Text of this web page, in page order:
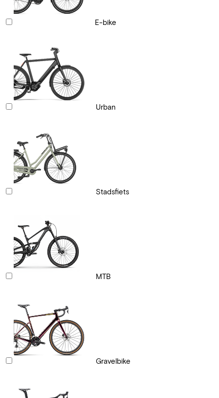
E-bike
Urban
Stadsfiets
MTB
Gravelbike